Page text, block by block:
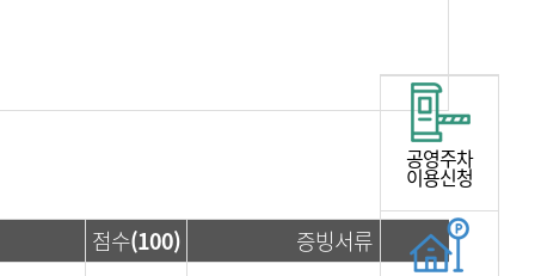
공영주차
이용신청
점수(100) 증빙서류